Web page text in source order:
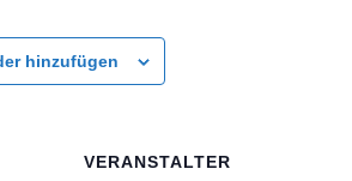
hinzufügen
VERANSTALTER